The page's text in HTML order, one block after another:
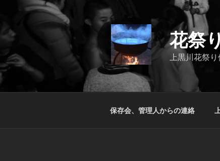
ン
ツ
へ
キ
花祭
上黒川花祭
保存会、管理人からの連絡